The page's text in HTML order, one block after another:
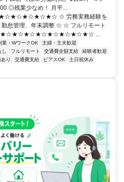
◎残業少なめ！ 月平...
☆ 労務実務経験を
怠管理、年末調整 ☆ ☆ フルリモート
★☆★☆★☆★☆★☆★☆★☆★☆★☆ ...
業・WワークOK
主婦・主夫歓迎
し フルリモート 交通費全額支給
経験者歓迎
り 交通費支給 ピアスOK
土日祝休み